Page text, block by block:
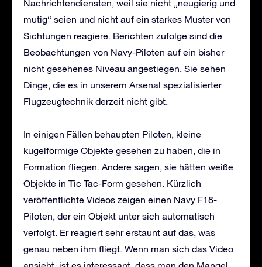
Nachrichtendiensten, weil sie nicht „neugierig und
mutig“ seien und nicht auf ein starkes Muster von
Sichtungen reagiere. Berichten zufolge sind die
Beobachtungen von Navy-Piloten auf ein bisher
nicht gesehenes Niveau angestiegen. Sie sehen
Dinge, die es in unserem Arsenal spezialisierter
Flugzeugtechnik derzeit nicht gibt.
In einigen Fällen behaupten Piloten, kleine
kugelförmige Objekte gesehen zu haben, die in
Formation fliegen. Andere sagen, sie hätten weiße
Objekte in Tic Tac-Form gesehen. Kürzlich
veröffentlichte Videos zeigen einen Navy F18-
Piloten, der ein Objekt unter sich automatisch
verfolgt. Er reagiert sehr erstaunt auf das, was
genau neben ihm fliegt. Wenn man sich das Video